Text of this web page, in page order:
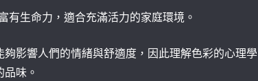
有生命力，適合充滿活力的家庭環境。
影響人們的情緒與舒適度，因此理解色彩的心理學
味。